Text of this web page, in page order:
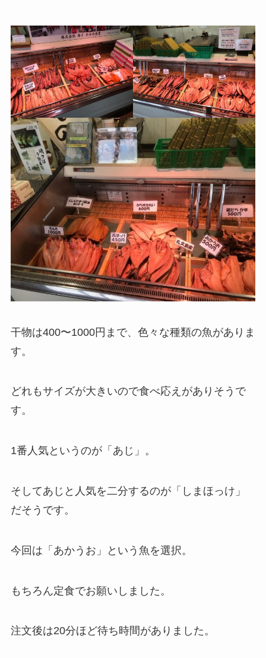
干物は400〜1000円まで、色々な種類の魚がありま
す。
どれもサイズが大きいので食べ応えがありそうで
す。
1番人気というのが「あじ」。
そしてあじと人気を二分するのが「しまほっけ」
だそうです。
今回は「あかうお」という魚を選択。
もちろん定食でお願いしました。
注文後は20分ほど待ち時間がありました。